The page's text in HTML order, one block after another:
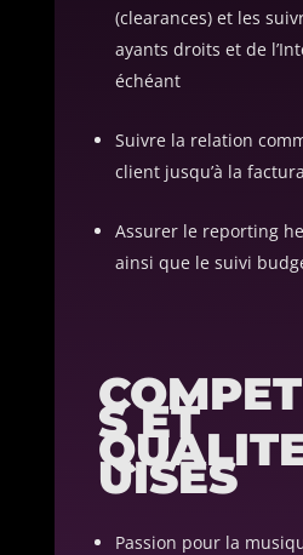
(clearances) et les
ayants droits et de
échéant
Suivre la relation
client jusqu’à la
Assurer le reporting
ainsi que le suivi
S ET
UISES
Passion pour la